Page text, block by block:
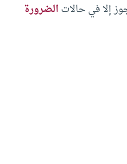
إلا في حالاتالضرورة